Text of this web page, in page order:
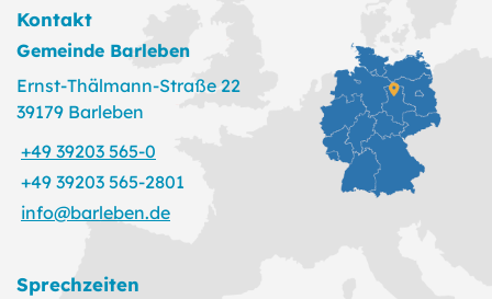
Kontakt
Gemeinde Barleben
Ernst-Thälmann-Straße 22
39179 Barleben
+49 39203 565-0
+49 39203 565-2801
info@barleben.de
Sprechzeiten